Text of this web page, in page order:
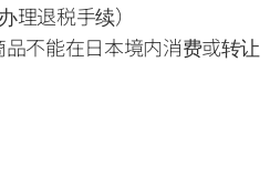
退税手续）
不能在日本境内消费或转让